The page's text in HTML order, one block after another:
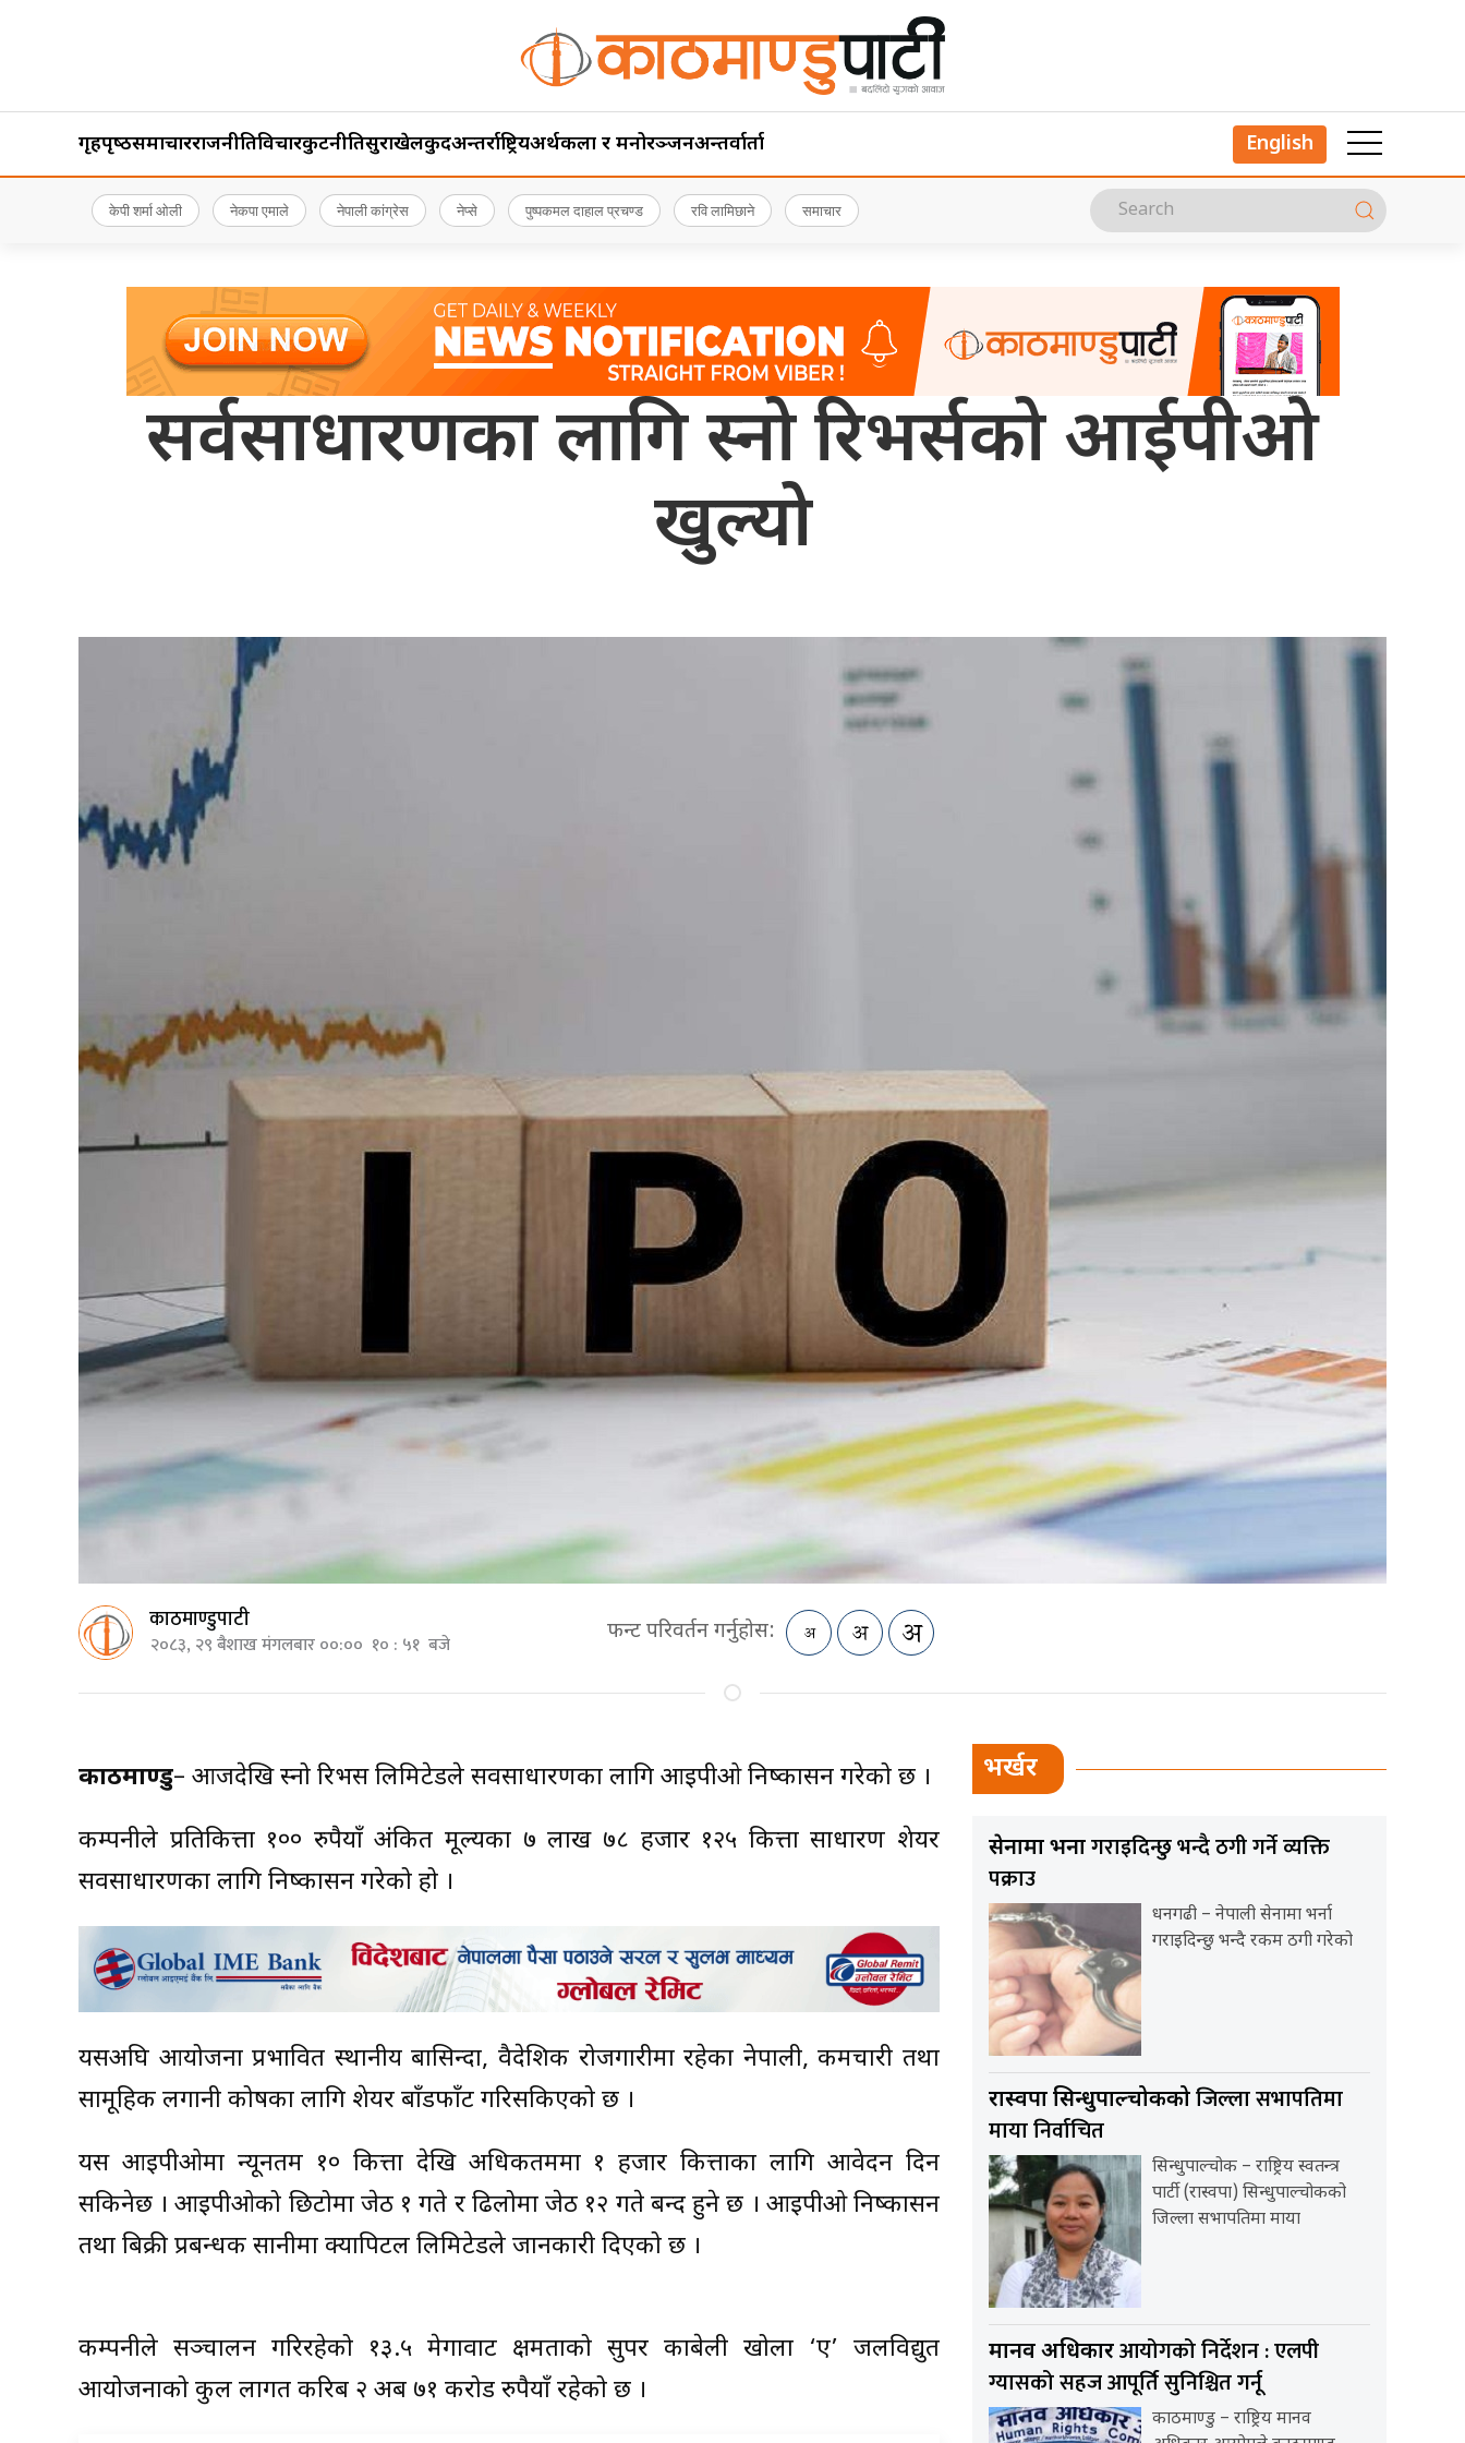
गृहपृष्‍ठसमाचारराजनीतिविचारकुटनीतिसुरक्षाखेलकुदअन्तर्राष्ट्रियअर्थकला र मनोरञ्जनअन्तर्वार्ता English
केपी शर्मा ओली नेकपा एमाले नेपाली कांग्रेस नेप्से पुष्पकमल दाहाल प्रचण्ड रवि लामिछाने समाचार
सर्वसाधारणका लागि स्नो रिभर्सको आईपीओ
खुल्यो
काठमाण्डुपाटी
२०८३, २९ बैशाख मंगलबार ००:०० १० : ५१ बजे फन्ट परिवर्तन गर्नुहोस:
काठमाण्डु– आजदेखि स्नो रिभर्स लिमिटेडले सर्वसाधारणका लागि आईपीओ निष्कासन गरेको छ ।
कम्पनीले प्रतिकित्ता १०० रुपैयाँ अंकित मूल्यका ७ लाख ७८ हजार १२५ कित्ता साधारण शेयर
सर्वसाधारणका लागि निष्कासन गरेको हो ।
यसअघि आयोजना प्रभावित स्थानीय बासिन्दा, वैदेशिक रोजगारीमा रहेका नेपाली, कर्मचारी तथा
सामूहिक लगानी कोषका लागि शेयर बाँडफाँट गरिसकिएको छ ।
यस आईपीओमा न्यूनतम १० कित्ता देखि अधिकतममा १ हजार कित्ताका लागि आवेदन दिन
सकिनेछ । आईपीओको छिटोमा जेठ १ गते र ढिलोमा जेठ १२ गते बन्द हुने छ । आईपीओ निष्कासन
तथा बिक्री प्रबन्धक सानीमा क्यापिटल लिमिटेडले जानकारी दिएको छ ।
कम्पनीले सञ्चालन गरिरहेको १३.५ मेगावाट क्षमताको सुपर काबेली खोला ‘ए’ जलविद्युत
आयोजनाको कुल लागत करिब २ अर्ब ७१ करोड रुपैयाँ रहेको छ ।
भर्खर
सेनामा भर्नागराइदिन्छु भन्दै ठगी गर्ने व्यक्ति
पक्राउ
धनगढी – नेपाली सेनामा भर्ना
गराइदिन्छु भन्दै रकम ठगी गरेको
रास्वपा सिन्धुपाल्चोककोजिल्ला सभापतिमा
माया निर्वाचित
सिन्धुपाल्चोक – राष्ट्रिय स्वतन्त्र
पार्टी (रास्वपा) सिन्धुपाल्चोकको
जिल्ला सभापतिमा माया
मानव अधिकारआयोगको निर्देशन : एलपी
ग्यासको सहज आपूर्ति सुनिश्चित गर्नू
काठमाण्डु – राष्ट्रिय मानव